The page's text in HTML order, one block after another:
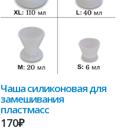
Чаша силиконовая для
замешивания
пластмасс
170₽